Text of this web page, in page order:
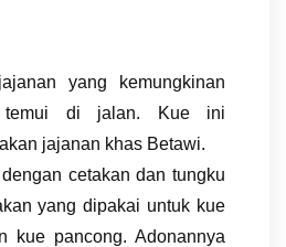
yang kemungkinan
temui di jalan. Kue ini
jajanan khas Betawi.
cetakan dan tungku
yang dipakai untuk kue
kue pancong. Adonannya